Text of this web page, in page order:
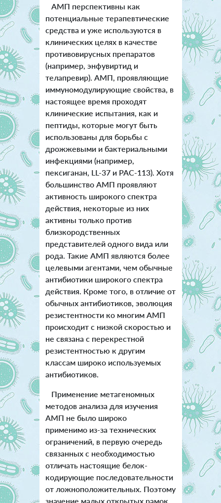
АМП перспективны как
потенциальные терапевтические
средства и уже используются в
клинических целях в качестве
противовирусных препаратов
(например, энфувиртид и
телапревир). АМП, проявляющие
иммуномодулирующие свойства, в
настоящее время проходят
клинические испытания, как и
пептиды, которые могут быть
использованы для борьбы с
дрожжевыми и бактериальными
инфекциями (например,
пексиганан, LL-37 и PAC-113). Хотя
большинство АМП проявляют
активность широкого спектра
действия, некоторые из них
активны только против
близкородственных
представителей одного вида или
рода. Такие АМП являются более
целевыми агентами, чем обычные
антибиотики широкого спектра
действия. Кроме того, в отличие от
обычных антибиотиков, эволюция
резистентности ко многим АМП
происходит с низкой скоростью и
не связана с перекрестной
резистентностью к другим
классам широко используемых
антибиотиков.
Применение метагеномных
методов анализа для изучения
АМП не было широко
применимо из-за технических
ограничений, в первую очередь
связанных с необходимостью
отличать настоящие белок-
кодирующие последовательности
от ложноположительных. Поэтому
значение малых открытых рамок